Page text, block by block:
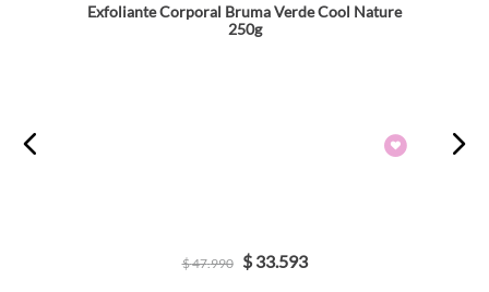
Exfoliante Corporal Bruma Verde Cool Nature
250g
$47.990 $ 33.593